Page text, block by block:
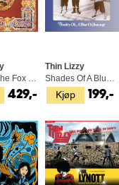
Johnny The Fox (LP)
429,- Kjøp
Thin Lizzy
Shades Of A Blue Orphanage (CD)
199,-